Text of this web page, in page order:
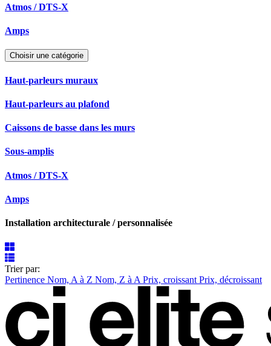
Atmos / DTS-X
Amps
Choisir une catégorie
Haut-parleurs muraux
Haut-parleurs au plafond
Caissons de basse dans les murs
Sous-amplis
Atmos / DTS-X
Amps
Installation architecturale / personnalisée
Trier par:
Pertinence Nom, A à Z Nom, Z à A Prix, croissant Prix, décroissant